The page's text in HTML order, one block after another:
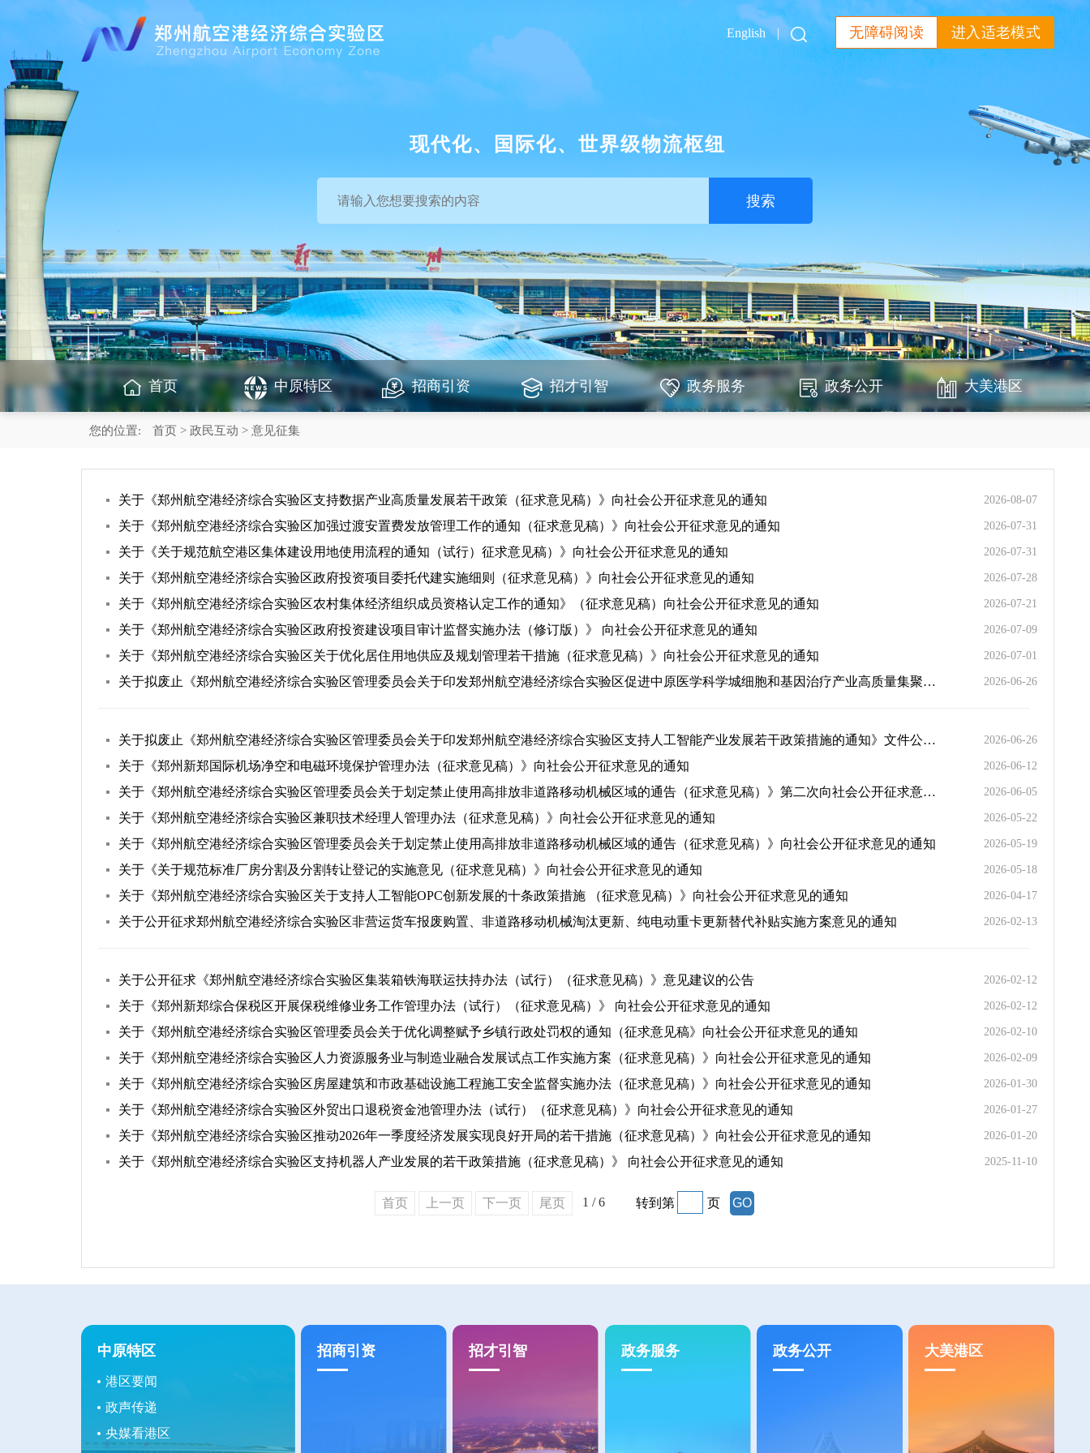
进入适老模式
无障碍阅读
English |
现代化、国际化、世界级物流枢纽
搜索
首页 中原特区 招商引资 招才引智 政务服务 政务公开 大美港区
您的位置: 首页 > 政民互动 > 意见征集
2026-08-07
关于《郑州航空港经济综合实验区支持数据产业高质量发展若干政策（征求意见稿）》向社会公开征求意见的通知
2026-07-31
关于《郑州航空港经济综合实验区加强过渡安置费发放管理工作的通知（征求意见稿）》向社会公开征求意见的通知
2026-07-31
关于《关于规范航空港区集体建设用地使用流程的通知（试行）征求意见稿）》向社会公开征求意见的通知
2026-07-28
关于《郑州航空港经济综合实验区政府投资项目委托代建实施细则（征求意见稿）》向社会公开征求意见的通知
2026-07-21
关于《郑州航空港经济综合实验区农村集体经济组织成员资格认定工作的通知》（征求意见稿）向社会公开征求意见的通知
2026-07-09
关于《郑州航空港经济综合实验区政府投资建设项目审计监督实施办法（修订版）》 向社会公开征求意见的通知
2026-07-01
关于《郑州航空港经济综合实验区关于优化居住用地供应及规划管理若干措施（征求意见稿）》向社会公开征求意见的通知
2026-06-26
关于拟废止《郑州航空港经济综合实验区管理委员会关于印发郑州航空港经济综合实验区促进中原医学科学城细胞和基因治疗产业高质量集聚发展若干措施的通知》文件公开征求意见的通知
2026-06-26
关于拟废止《郑州航空港经济综合实验区管理委员会关于印发郑州航空港经济综合实验区支持人工智能产业发展若干政策措施的通知》文件公开征求意见的通知
2026-06-12
关于《郑州新郑国际机场净空和电磁环境保护管理办法（征求意见稿）》向社会公开征求意见的通知
2026-06-05
关于《郑州航空港经济综合实验区管理委员会关于划定禁止使用高排放非道路移动机械区域的通告（征求意见稿）》第二次向社会公开征求意见的通知
2026-05-22
关于《郑州航空港经济综合实验区兼职技术经理人管理办法（征求意见稿）》向社会公开征求意见的通知
2026-05-19
关于《郑州航空港经济综合实验区管理委员会关于划定禁止使用高排放非道路移动机械区域的通告（征求意见稿）》向社会公开征求意见的通知
2026-05-18
关于《关于规范标准厂房分割及分割转让登记的实施意见（征求意见稿）》向社会公开征求意见的通知
2026-04-17
关于《郑州航空港经济综合实验区关于支持人工智能OPC创新发展的十条政策措施 （征求意见稿）》向社会公开征求意见的通知
2026-02-13
关于公开征求郑州航空港经济综合实验区非营运货车报废购置、非道路移动机械淘汰更新、纯电动重卡更新替代补贴实施方案意见的通知
2026-02-12
关于公开征求《郑州航空港经济综合实验区集装箱铁海联运扶持办法（试行）（征求意见稿）》意见建议的公告
2026-02-12
关于《郑州新郑综合保税区开展保税维修业务工作管理办法（试行）（征求意见稿）》 向社会公开征求意见的通知
2026-02-10
关于《郑州航空港经济综合实验区管理委员会关于优化调整赋予乡镇行政处罚权的通知（征求意见稿》向社会公开征求意见的通知
2026-02-09
关于《郑州航空港经济综合实验区人力资源服务业与制造业融合发展试点工作实施方案（征求意见稿）》向社会公开征求意见的通知
2026-01-30
关于《郑州航空港经济综合实验区房屋建筑和市政基础设施工程施工安全监督实施办法（征求意见稿）》向社会公开征求意见的通知
2026-01-27
关于《郑州航空港经济综合实验区外贸出口退税资金池管理办法（试行）（征求意见稿）》向社会公开征求意见的通知
2026-01-20
关于《郑州航空港经济综合实验区推动2026年一季度经济发展实现良好开局的若干措施（征求意见稿）》向社会公开征求意见的通知
2025-11-10
关于《郑州航空港经济综合实验区支持机器人产业发展的若干政策措施（征求意见稿）》 向社会公开征求意见的通知
首页 上一页 下一页 尾页 1 / 6 转到第 页
中原特区
港区要闻
政声传递
央媒看港区
招商引资 招才引智 政务服务 政务公开 大美港区